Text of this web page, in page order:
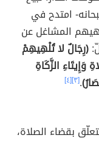
امتدح في
المشاغل عن
(رِجَالٌ لا تُلْهِيهِمْ
وَإِيتَاءِ الزَّكَاةِ
.[٣] [٤]
بقضاء الصلاة،